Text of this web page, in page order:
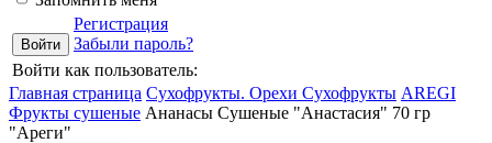
Регистрация
Забыли пароль?
Войти как пользователь:
Главная страница Сухофрукты. Орехи Сухофрукты AREGI
Фрукты сушеные Ананасы Сушеные "Анастасия" 70 гр
"Ареги"